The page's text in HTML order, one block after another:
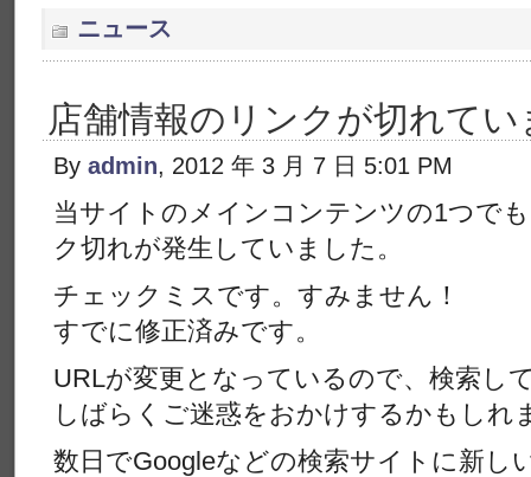
ニュース
店舗情報のリンクが切れて
By admin, 2012 年 3 月 7 日 5:01 PM
当サイトのメインコンテンツの1つで
ク切れが発生していました。
チェックミスです。すみません！
すでに修正済みです。
URLが変更となっているので、検索し
しばらくご迷惑をおかけするかもしれ
数日でGoogleなどの検索サイトに新し